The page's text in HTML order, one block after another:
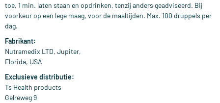
toe, 1 min. laten staan en opdrinken, tenzij anders geadviseerd. Bij
voorkeur op een lege maag, voor de maaltijden. Max. 100 druppels per
dag.
Fabrikant:
Nutramedix LTD, Jupiter,
Florida, USA
Exclusieve distributie:
Ts Health products
Gelreweg 9